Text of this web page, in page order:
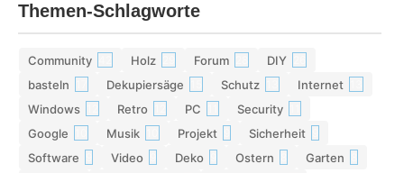
Themen-Schlagworte
Community Holz Forum DIY
basteln Dekupiersäge Schutz Internet
Windows Retro PC Security
Google Musik Projekt Sicherheit
Software Video Deko Ostern Garten